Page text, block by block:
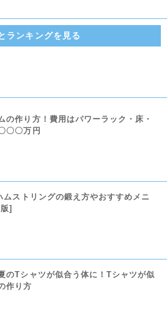
ランキングを見る
の作り方！費用はパワーラック・床・
〇〇万円
ムストリングの鍛え方やおすすめメニ
]
のTシャツが似合う体に！Tシャツが似
作り方